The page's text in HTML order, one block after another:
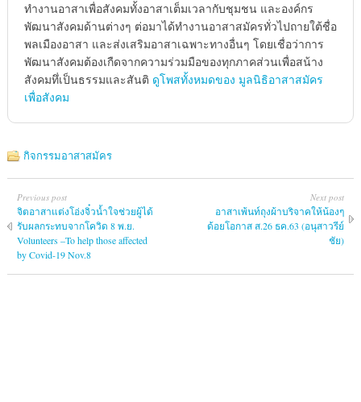
ทำงานอาสาเพื่อสังคมทั้งอาสาเต็มเวลากับชุมชน และองค์กร
พัฒนาสังคมด้านต่างๆ ต่อมาได้ทำงานอาสาสมัครทั่วไปถายใต้ชื่อ
พลเมืองอาสา และส่งเสริมอาสาเฉพาะทางอื่นๆ โดยเชื่อว่าการ
พัฒนาสังคมต้องเกืดจากความร่วมมือของทุกภาคส่วนเพื่อสน้าง
สังคมทึ่เป็นธรรมและสันติ ดูโพสทั้งหมดของ มูลนิธิอาสาสมัคร
เพื่อสังคม
กิจกรรมอาสาสมัคร
Previous post
จิตอาสาแต่งโอ่งจิ๋วน้ำใจช่วยผู้ได้
รับผลกระทบจากโควิด 8 พ.ย.
Volunteers –To help those affected
by Covid-19 Nov.8
Next post
อาสาเพ้นท์ถุงผ้าบริจาคให้น้องๆ
ด้อยโอกาส ส.26 ธค.63 (อนุสาวรีย์
ชัย)